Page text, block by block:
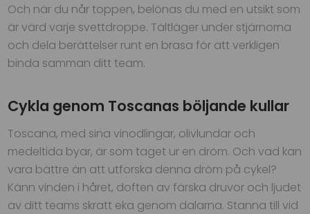
Och när du når toppen, belönas du med en utsikt som
är värd varje svettdroppe. Tältläger under stjärnorna
och dela berättelser runt en brasa för att verkligen
binda samman ditt team.
Cykla genom Toscanas böljande kullar
Toscana, med sina vinodlingar, olivlundar och
medeltida byar, är som taget ur en dröm. Och vad kan
vara bättre än att utforska denna dröm på cykel?
Känn vinden i håret, doften av färska druvor och ljudet
av ditt teams skratt eka genom dalarna. Stanna till vid